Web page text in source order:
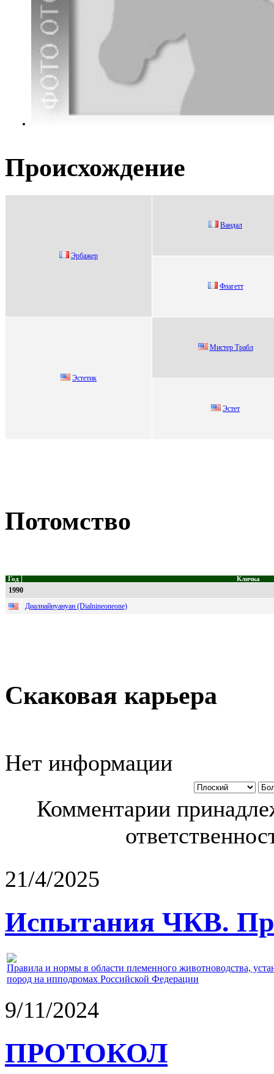
Происхождение
Эpбажep
Вaндaл
Флaгетт
Эcтeтик
Mистер Трабл
Эcтет
Потомство
Год Кличка
1990
Диалнайнуануан (Dialnineoneone)
Скаковая карьера
Нет информации
Комментарии
21/4/2025
Испытания ЧКВ.
Правила и нормы в области племенного животноводства,
пород на ипподромах Российской Федерации
9/11/2024
ПРОТОКОЛ